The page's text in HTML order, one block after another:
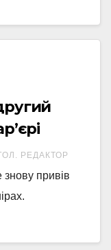
РЕДАКТОР
привів